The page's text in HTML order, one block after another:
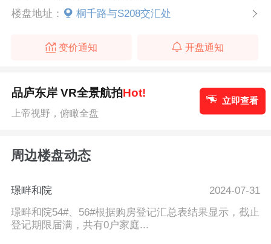
楼盘地址：
桐千路与S208交汇处
变价通知 开盘通知
品庐东岸 VR全景航拍Hot!
上帝视野，俯瞰全盘
立即查看
周边楼盘动态
璟畔和院
2024-07-31
璟畔和院54#、56#根据购房登记汇总表结果显示，截止
登记期限届满，共有0户家庭...